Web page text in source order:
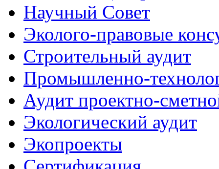
Научный Совет
Эколого-правовые
Строительный аудит
Промышленно-
Аудит проектно-
Экологический аудит
Экопроекты